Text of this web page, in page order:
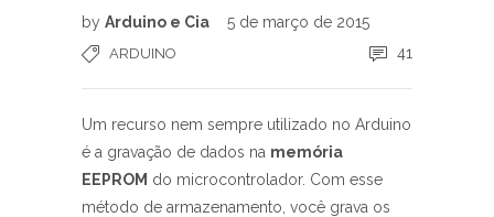
by Arduino e Cia 5 de março de 2015
ARDUINO 41
Um recurso nem sempre utilizado no Arduino
é a gravação de dados na memória
EEPROM do microcontrolador. Com esse
método de armazenamento, você grava os